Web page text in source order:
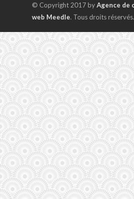
© Copyright 2017 byAgence de
web Meedle. Tous droits réservés.